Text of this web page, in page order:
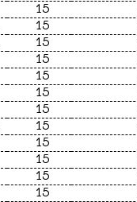
15
15
15
15
15
15
15
15
15
15
15
15